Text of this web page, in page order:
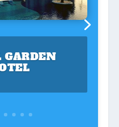
GARDEN